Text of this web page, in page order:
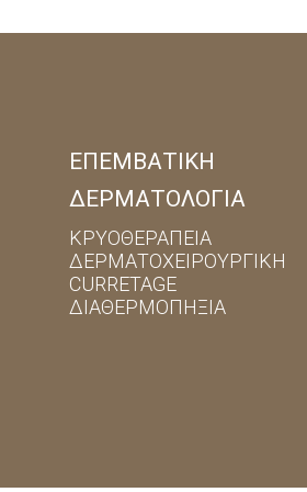
ΕΠΕΜΒΑΤΙΚΗ
ΔΕΡΜΑΤΟΛΟΓΙΑ
ΚΡΥΟΘΕΡΑΠΕΙΑ
ΔΕΡΜΑΤΟΧΕΙΡΟΥΡΓΙΚΗ
CURRETAGE
ΔΙΑΘΕΡΜΟΠΗΞΙΑ